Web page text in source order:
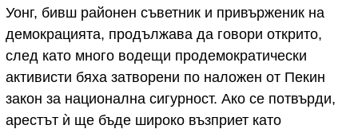
Уонг, бивш районен съветник и привърженик на
демокрацията, продължава да говори открито,
след като много водещи продемократически
активисти бяха затворени по наложен от Пекин
закон за национална сигурност. Ако се потвърди,
арестът ѝ ще бъде широко възприет като